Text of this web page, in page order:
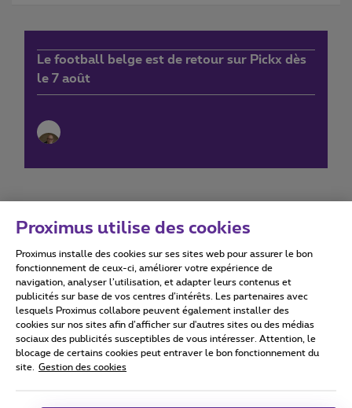
Le football belge est de retour sur Pickx dès
le 7 août
Conditions d'utilisation Accessibility statement
Tous droits réservés. © 2026 Proximus
Conditions générales, info consommateur
Proximus utilise des cookies
Proximus installe des cookies sur ses sites web pour assurer le bon
fonctionnement de ceux-ci, améliorer votre expérience de
navigation, analyser l’utilisation, et adapter leurs contenus et
publicités sur base de vos centres d’intérêts. Les partenaires avec
lesquels Proximus collabore peuvent également installer des
cookies sur nos sites afin d’afficher sur d'autres sites ou des médias
sociaux des publicités susceptibles de vous intéresser. Attention, le
blocage de certains cookies peut entraver le bon fonctionnement du
site.
Gestion des cookies